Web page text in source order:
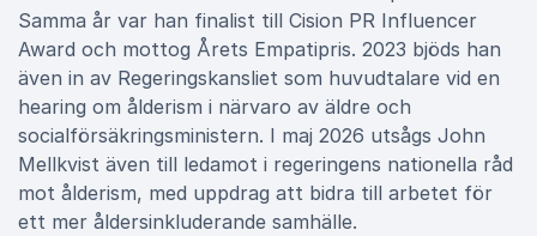
Samma år var han finalist till Cision PR Influencer
Award och mottog Årets Empatipris. 2023 bjöds han
även in av Regeringskansliet som huvudtalare vid en
hearing om ålderism i närvaro av äldre och
socialförsäkringsministern. I maj 2026 utsågs John
Mellkvist även till ledamot i regeringens nationella råd
mot ålderism, med uppdrag att bidra till arbetet för
ett mer åldersinkluderande samhälle.